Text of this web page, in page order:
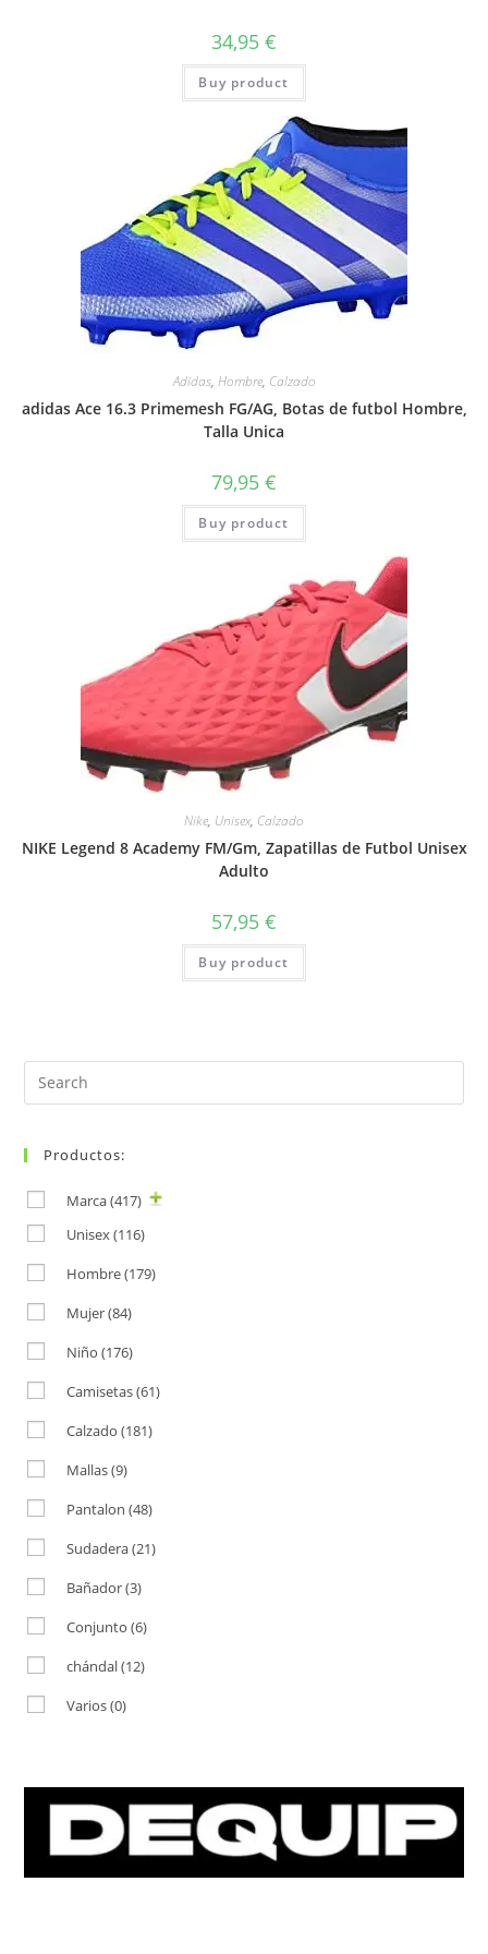
34,95 €
Buy product
Adidas, Hombre, Calzado
adidas Ace 16.3 Primemesh FG/AG, Botas de futbol Hombre,
Talla Unica
79,95 €
Buy product
Nike, Unisex, Calzado
NIKE Legend 8 Academy FM/Gm, Zapatillas de Futbol Unisex
Adulto
57,95 €
Buy product
Search
for:
Productos:
Marca(417)
Unisex (116)
Hombre(179)
Mujer(84)
Niño (176)
Camisetas(61)
Calzado (181)
Mallas(9)
Pantalon (48)
Sudadera(21)
Bañador(3)
Conjunto (6)
chándal(12)
Varios(0)